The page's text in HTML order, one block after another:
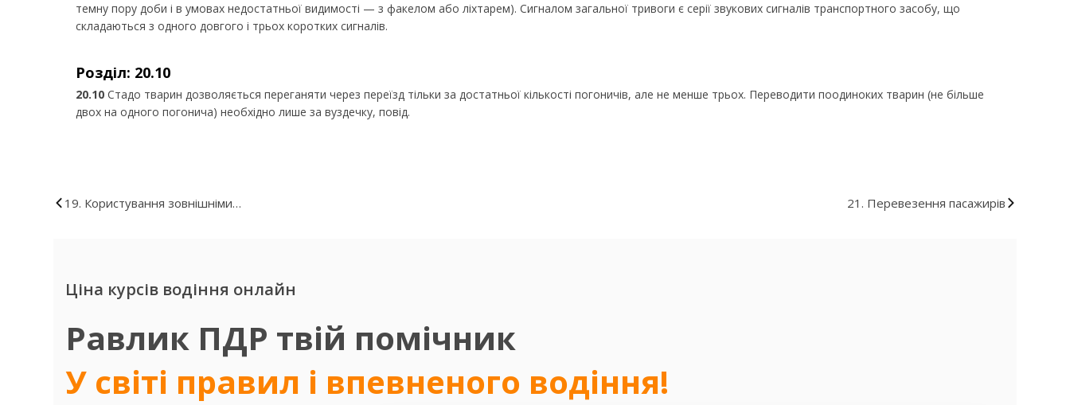
темну пору доби і в умовах недостатньої видимості — з факелом або ліхтарем). Сигналом загальної тривоги є серії звукових сигналів транспортного засобу, що
складаються з одного довгого і трьох коротких сигналів.
Розділ: 20.10
20.10 Стадо тварин дозволяється переганяти через переїзд тільки за достатньої кількості погоничів, але не менше трьох. Переводити поодиноких тварин (не більше
двох на одного погонича) необхідно лише за вуздечку, повід.
19. Користування зовнішніми
21. Перевезення пасажирів
Ціна курсів водіння онлайн
Равлик ПДР твій помічник
У світі правил і впевненого водіння!